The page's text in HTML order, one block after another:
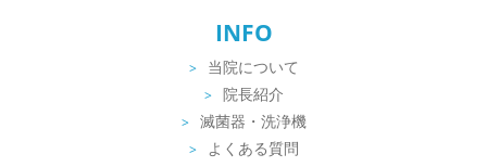
INFO
当院について
院長紹介
滅菌器・洗浄機
よくある質問